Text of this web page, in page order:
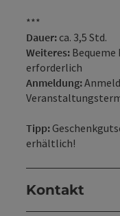
***
Dauer: ca. 3,5 Std.
Weiteres: Bequeme
erforderlich
Anmeldung:
Tipp:
erhältlich!
Kontakt